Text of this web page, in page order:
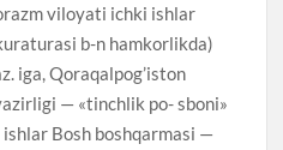
viloyati ichki ishlar
b-n hamkorlikda)
iga, Qoraqalpog’iston
— «tinchlik po- sboni»
ishlar Bosh boshqarmasi —